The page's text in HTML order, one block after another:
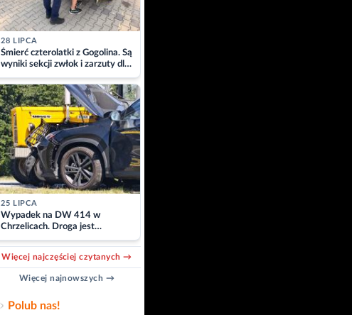
28 LIPCA
Śmierć czterolatki z Gogolina. Są
wyniki sekcji zwłok i zarzuty dla
matki
25 LIPCA
Wypadek na DW 414 w
Chrzelicach. Droga jest
zablokowana
Więcej najczęściej czytanych →
Więcej najnowszych →
Polub nas!